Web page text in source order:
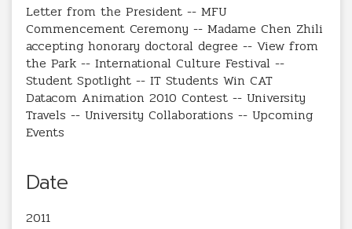
Letter from the President -- MFU
Commencement Ceremony -- Madame Chen Zhili
accepting honorary doctoral degree -- View from
the Park -- International Culture Festival --
Student Spotlight -- IT Students Win CAT
Datacom Animation 2010 Contest -- University
Travels -- University Collaborations -- Upcoming
Events
Date
2011